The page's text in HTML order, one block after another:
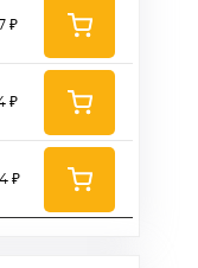
₽
₽
₽